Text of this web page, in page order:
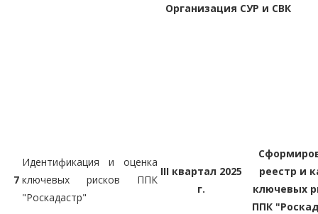
Организация СУР и СВК
7
Идентификация и оценка
ключевых рисков ППК
"Роскадастр"
III квартал 2025
г.
реестр и
ключевых
ППК